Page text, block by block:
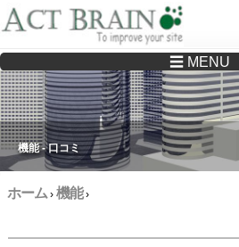
Drupalサイトの制作・保守をどこに頼んでいい
ださい
☰ MENU
機能 - 口コミ
ホーム› 機能›